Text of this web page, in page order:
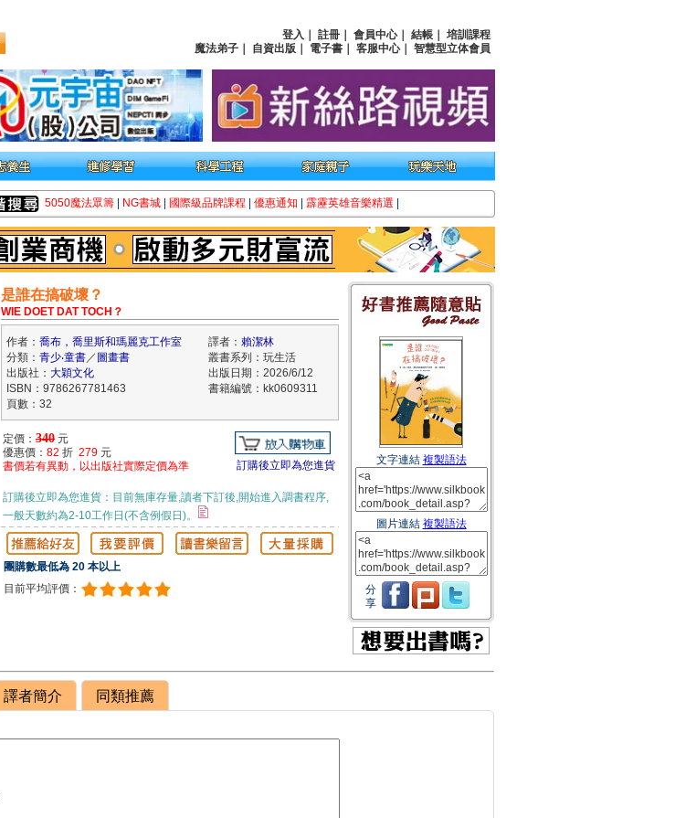
登入 註冊 會員中心｜ 結帳
培訓課程
魔法弟子
自資出版 電子書 客服中心｜ 智慧型立体會員
5050魔法眾籌 NG書城 國際級品牌課程 優惠通知 霹靂英雄音樂精選
是誰在搞破壞？
WIE DOET DAT TOCH？
作者： 喬布，喬里斯和瑪麗克工作室 譯者： 賴潔林
分類： 青少‧童書／ 圖畫書
叢書系列：玩生活
出版社： 大穎文化
出版日期：2026/6/12
ISBN：9786267781463
書籍編號：kk0609311
頁數：32
定價： 340 元
優惠價： 82 折 279 元
書價若有異動，以出版社實際定價為準
訂購後立即為您進貨
訂購後立即為您進貨：目前無庫存量,讀者下訂後,開始進入調書程序,
一般天數約為2-10工作日(不含例假日)。
團購數最低為 20 本以上
目前平均評價：
文字連結 複製語法
圖片連結 複製語法
分
享
譯者簡介 同類推薦